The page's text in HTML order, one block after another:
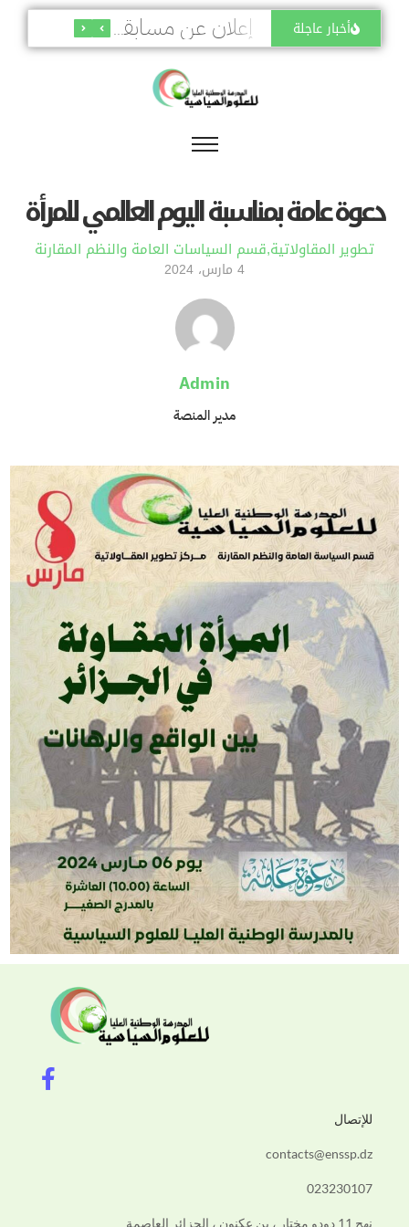
أخبار عاجلة
إعلان هام : إلزامية تفعيل المصادقة الثنائية لمنصة PROGRES GRH إعلان عن مسابقة على أساس الامتحان المهني للترقية في عدة رتب
دعــوة عـامة بمناسبة اليوم العالمي للمرأة
تطوير المقاولاتية,قسم السياسات العامة والنظم المقارنة
4 مارس، 2024
Admin
مدير المنصة
F
a
للإتصال
contacts@enssp.dz
023230107
نهج 11 دودو مختار ، بن عكنون ، الجزائر العاصمة